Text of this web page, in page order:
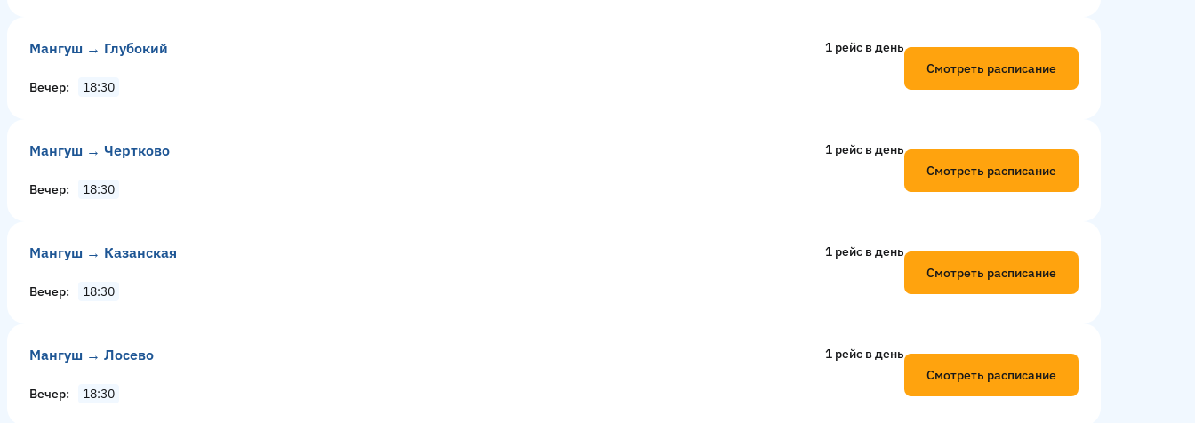
Мангуш → Глубокий 1 рейс в день
Вечер 18:30
Смотреть расписание
Мангуш → Чертково 1 рейс в день
Вечер 18:30
Смотреть расписание
Мангуш → Казанская 1 рейс в день
Вечер 18:30
Смотреть расписание
Мангуш → Лосево 1 рейс в день
Вечер 18:30
Смотреть расписание